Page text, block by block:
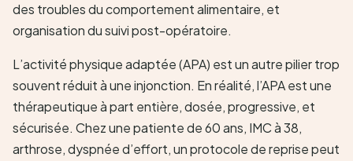
des troubles du comportement alimentaire, et
organisation du suivi post-opératoire.
L’activité physique adaptée (APA) est un autre pilier trop
souvent réduit à une injonction. En réalité, l’APA est une
thérapeutique à part entière, dosée, progressive, et
sécurisée. Chez une patiente de 60 ans, IMC à 38,
arthrose, dyspnée d’effort, un protocole de reprise peut